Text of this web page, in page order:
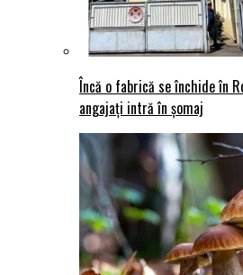
Încă o fabrică se închide în
angajați intră în șomaj